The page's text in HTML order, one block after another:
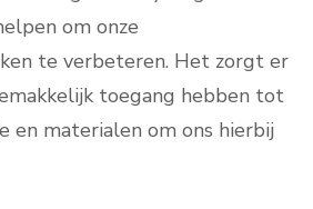
om onze
te verbeteren. Het zorgt er
toegang hebben tot
en materialen om ons hierbij